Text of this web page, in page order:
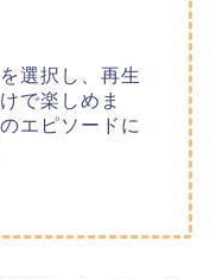
選択し、再生
で楽しめま
エピソードに